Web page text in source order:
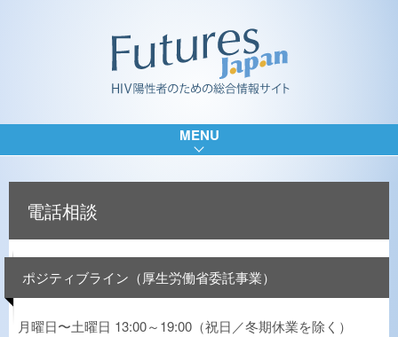
MENU
電話相談
ポジティブライン（厚生労働省委託事業）
月曜日〜土曜日 13:00～19:00（祝日／冬期休業を除く）